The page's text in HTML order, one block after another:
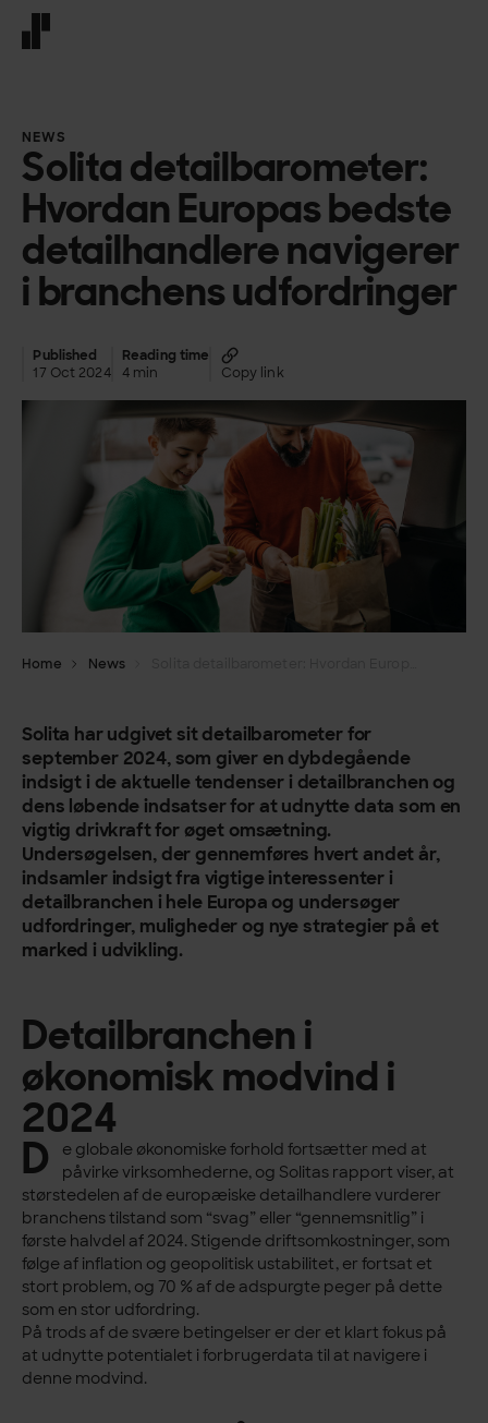
NEWS
Solita detailbarometer:
Hvordan Europas bedste
detailhandlere navigerer
i branchens udfordringer
Published
17 Oct 2024
Reading time
4 min
Copy link
Home News
Solita har udgivet sit detailbarometer for
september 2024, som giver en dybdegående
indsigt i de aktuelle tendenser i detailbranchen og
dens løbende indsatser for at udnytte data som en
vigtig drivkraft for øget omsætning.
Undersøgelsen, der gennemføres hvert andet år,
indsamler indsigt fra vigtige interessenter i
detailbranchen i hele Europa og undersøger
udfordringer, muligheder og nye strategier på et
marked i udvikling.
Detailbranchen i
økonomisk modvind i
2024
D
e globale økonomiske forhold fortsætter med at
påvirke virksomhederne, og Solitas rapport viser, at
størstedelen af de europæiske detailhandlere vurderer
branchens tilstand som “svag” eller “gennemsnitlig” i
første halvdel af 2024. Stigende driftsomkostninger, som
følge af inflation og geopolitisk ustabilitet, er fortsat et
stort problem, og 70 % af de adspurgte peger på dette
som en stor udfordring.
På trods af de svære betingelser er der et klart fokus på
at udnytte potentialet i forbrugerdata til at navigere i
denne modvind.